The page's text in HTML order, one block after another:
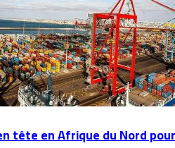
tête en Afrique du Nord